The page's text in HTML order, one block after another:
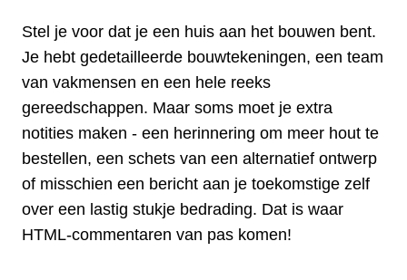
Stel je voor dat je een huis aan het bouwen bent.
Je hebt gedetailleerde bouwtekeningen, een team
van vakmensen en een hele reeks
gereedschappen. Maar soms moet je extra
notities maken - een herinnering om meer hout te
bestellen, een schets van een alternatief ontwerp
of misschien een bericht aan je toekomstige zelf
over een lastig stukje bedrading. Dat is waar
HTML-commentaren van pas komen!